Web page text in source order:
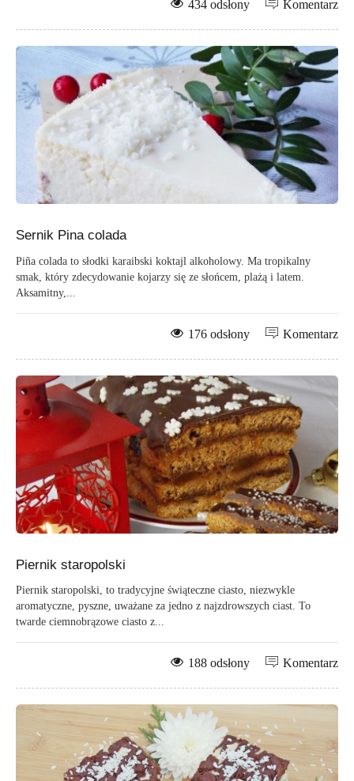
Komentarz
434 odsłony
Sernik Pina colada
Piña colada to słodki karaibski koktajl alkoholowy. Ma tropikalny
smak, który zdecydowanie kojarzy się ze słońcem, plażą i latem.
Aksamitny,...
Komentarz
176 odsłony
Piernik staropolski
Piernik staropolski, to tradycyjne świąteczne ciasto, niezwykle
aromatyczne, pyszne, uważane za jedno z najzdrowszych ciast. To
twarde ciemnobrązowe ciasto z...
Komentarz
188 odsłony